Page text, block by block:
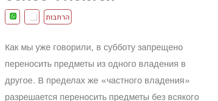
הרחבות
Как мы уже говорили, в субботу запрещено
переносить предметы из одного владения в
другое. В пределах же «частного владения»
разрешается переносить предметы без всякого